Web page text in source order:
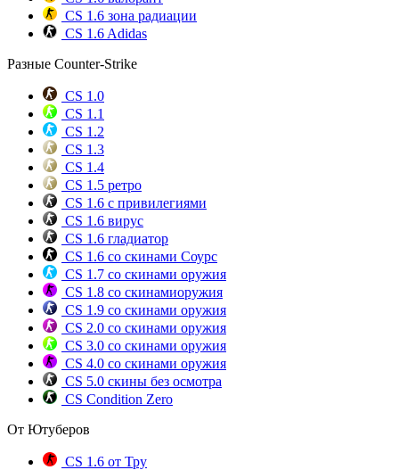
CS 1.6 зона радиации
CS 1.6 Adidas
Разные Counter-Strike
CS 1.0
CS 1.1
CS 1.2
CS 1.3
CS 1.4
CS 1.5 ретро
CS 1.6 с привилегиями
CS 1.6 вирус
CS 1.6 гладиатор
CS 1.6 со скинами Соурс
CS 1.7 со скинами оружия
CS 1.8 со скинамиоружия
CS 1.9 со скинами оружия
CS 2.0 со скинами оружия
CS 3.0 со скинами оружия
CS 4.0 со скинами оружия
CS 5.0 скины без осмотра
CS Condition Zero
От Ютуберов
CS 1.6 от Тру